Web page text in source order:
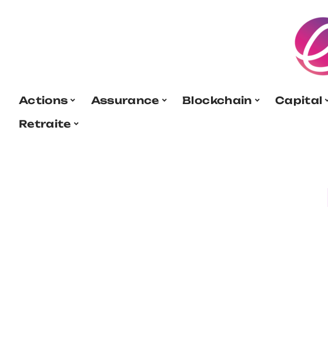
Actions Assurance Blockchain Capital
Retraite